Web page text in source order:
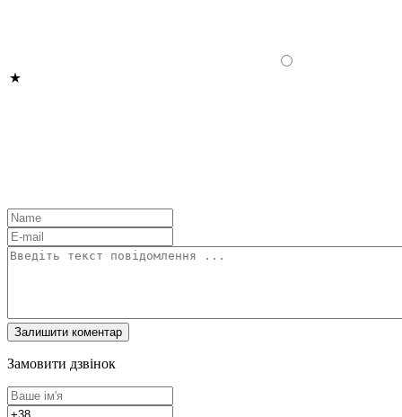
Замовити дзвінок